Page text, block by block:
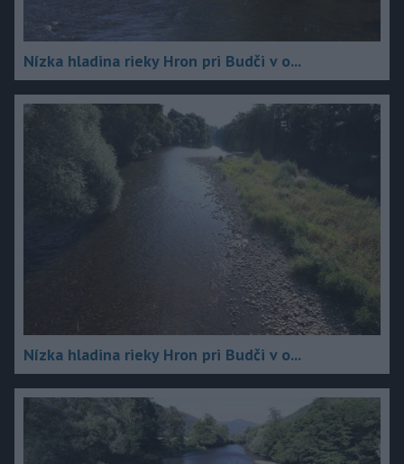
Nízka hladina rieky Hron pri Budči v o...
Nízka hladina rieky Hron pri Budči v o...